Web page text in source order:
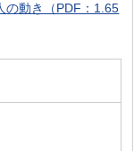
の動き（PDF：1.65